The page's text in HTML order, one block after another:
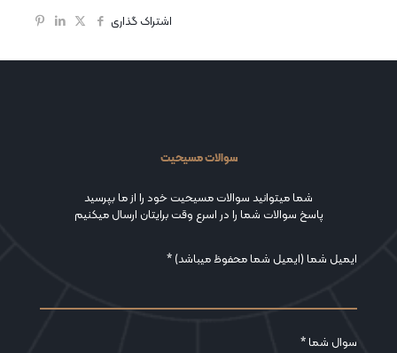
اشتراک گذاری
سوالات مسیحیت
شما میتوانید سوالات مسیحیت خود را از ما بپرسید
پاسخ سوالات شما را در اسرع وقت برایتان ارسال میکنیم
ایمیل شما (ایمیل شما محفوظ میباشد) *
سوال شما *